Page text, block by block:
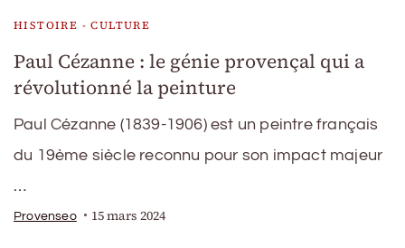
HISTOIRE - CULTURE
Paul Cézanne : le génie provençal qui a
révolutionné la peinture
Paul Cézanne (1839-1906) est un peintre français
du 19ème siècle reconnu pour son impact majeur
…
Provenseo 15 mars 2024